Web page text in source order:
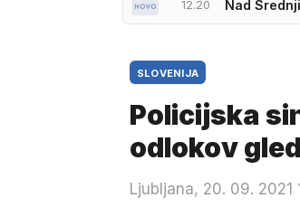
SLOVENIJA
Policijska
odlokov
Ljubljana, 20. 09. 2021